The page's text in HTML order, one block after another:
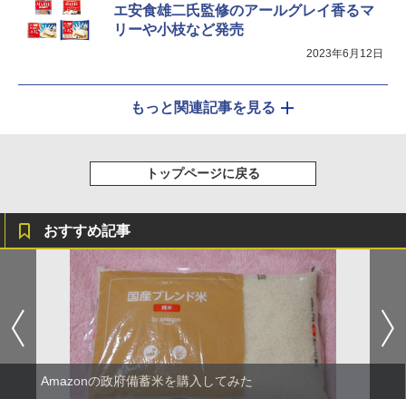
エ安食雄二氏監修のアールグレイ香るマ
リーや小枝など発売
2023年6月12日
もっと関連記事を見る
トップページに戻る
おすすめ記事
Amazonの政府備蓄米を購入してみた